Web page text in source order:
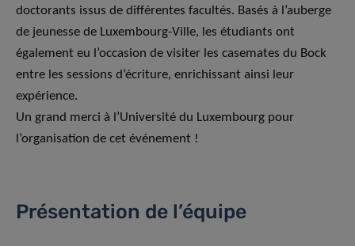
doctorants issus de différentes facultés. Basés à l’auberge
de jeunesse de Luxembourg-Ville, les étudiants ont
également eu l’occasion de visiter les casemates du Bock
entre les sessions d’écriture, enrichissant ainsi leur
expérience.
Un grand merci à l’Université du Luxembourg pour
l’organisation de cet événement !
Présentation de l’équipe